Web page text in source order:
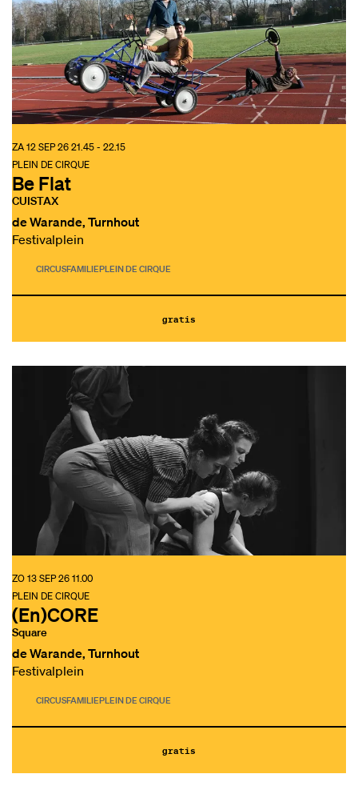
Be Flat
CUISTAX
PLEIN DE CIRQUE
ZA 12 SEP 2621.45 - 22.15
de Warande, Turnhout
Festivalplein
CIRCUSFAMILIEPLEIN DE CIRQUE
gratis
(En)CORE
Square
PLEIN DE CIRQUE
ZO 13 SEP 2611.00
de Warande, Turnhout
Festivalplein
CIRCUSFAMILIEPLEIN DE CIRQUE
gratis